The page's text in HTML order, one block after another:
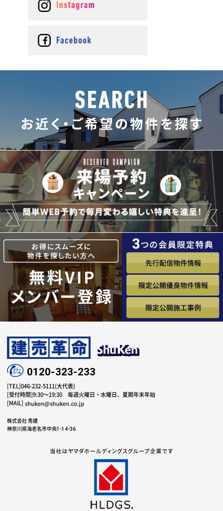
0120-323-233
[TEL]046-232-5111(大代表)
[受付時間]9:30～19:30 毎週火曜日・水曜日、夏期年末年始
[MAIL]
株式会社 秀建
神奈川県海老名市中央1-14-36